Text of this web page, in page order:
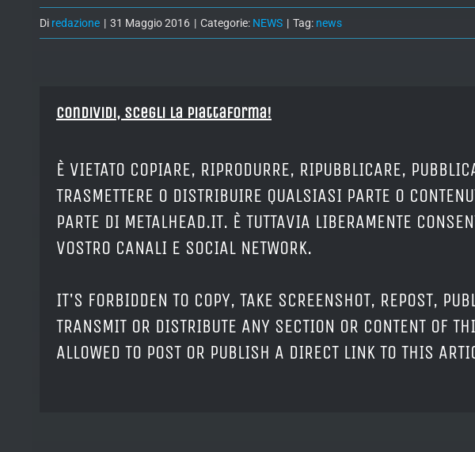
Di redazione | 31 Maggio 2016 | Categorie: NEWS | Tag: news
Condividi, Scegli la piattaforma!
È VIETATO COPIARE, RIPRODURRE, RIPUBBLICARE,
TRASMETTERE O DISTRIBUIRE QUALSIASI PARTE O
PARTE DI METALHEAD.IT. È TUTTAVIA LIBERAMENTE
VOSTRO CANALI E SOCIAL NETWORK.
IT'S FORBIDDEN TO COPY, TAKE SCREENSHOT, REPOST,
TRANSMIT OR DISTRIBUTE ANY SECTION OR CONTENT OF
ALLOWED TO POST OR PUBLISH A DIRECT LINK TO THIS